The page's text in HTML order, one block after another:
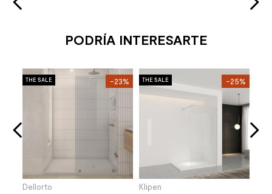
PODRÍA INTERESARTE
THE SALE -23%
Dellorto
THE SALE -25%
Klipen